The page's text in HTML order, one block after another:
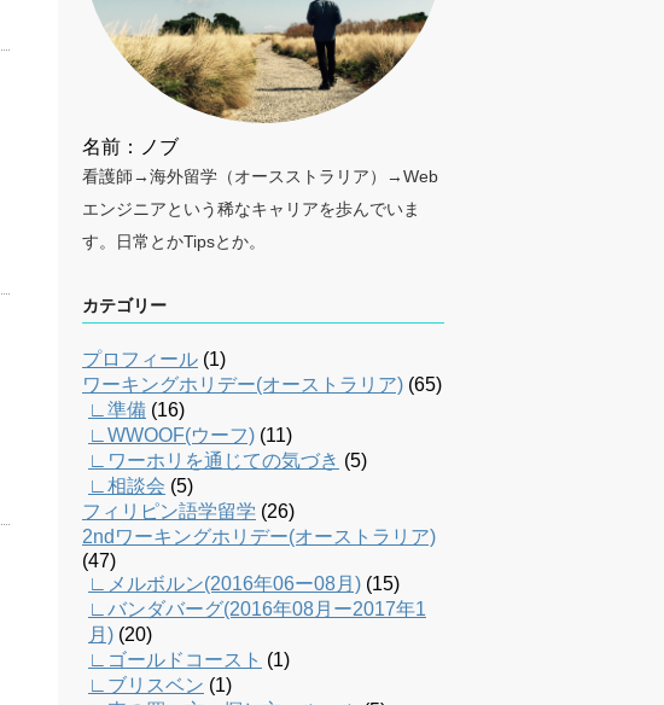
名前：ノブ
看護師→海外留学（オースストラリア）→Web
エンジニアという稀なキャリアを歩んでいま
す。日常とかTipsとか。
カテゴリー
プロフィール (1)
ワーキングホリデー(オーストラリア) (65)
∟準備 (16)
∟WWOOF(ウーフ) (11)
∟ワーホリを通じての気づき (5)
∟相談会 (5)
フィリピン語学留学 (26)
2ndワーキングホリデー(オーストラリア)
(47)
∟メルボルン(2016年06ー08月) (15)
∟バンダバーグ(2016年08月ー2017年1
月) (20)
∟ゴールドコースト (1)
∟ブリスベン (1)